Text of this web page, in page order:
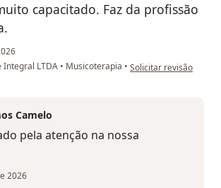
capacitado. Faz da profissão
Integral LTDA • Musicoterapia • na opinião do
Solicitar revisão
Camelo
pela atenção na nossa
2026